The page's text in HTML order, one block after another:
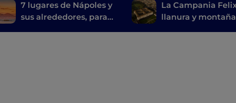
7 lugares de Nápoles y
sus alrededores, para
La Campania
llanura y montaña